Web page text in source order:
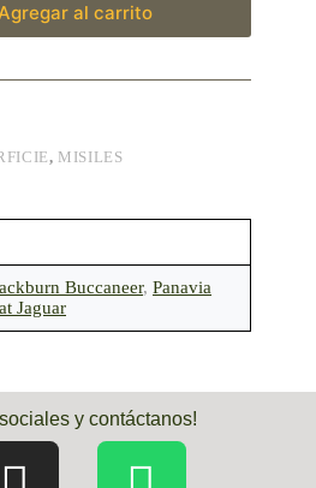
al carrito
, MISILES
Buccaneer, Panavia
Jaguar
y contáctanos!